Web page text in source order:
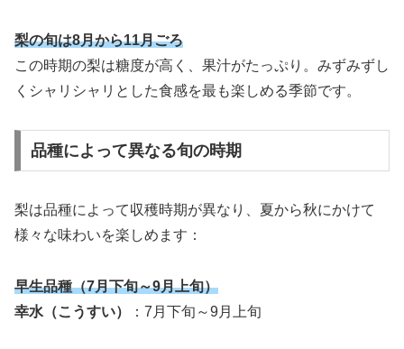
梨の旬は8月から11月ごろ
この時期の梨は糖度が高く、果汁がたっぷり。みずみずし
くシャリシャリとした食感を最も楽しめる季節です。
品種によって異なる旬の時期
梨は品種によって収穫時期が異なり、夏から秋にかけて
様々な味わいを楽しめます：
早生品種（7月下旬～9月上旬）
幸水（こうすい）
：7月下旬～9月上旬